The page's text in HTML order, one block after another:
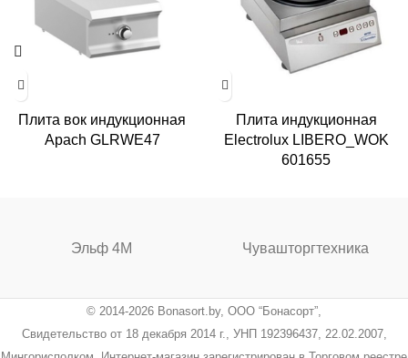
Плита вок индукционная
Apach GLRWE47
Плита индукционная
Electrolux LIBERO_WOK
601655
Эльф 4М Чувашторгтехника
© 2014-2026 Bonasort.by, ООО “Бонасорт”,
Свидетельство от 18 декабря 2014 г., УНП 192396437, 22.02.2007,